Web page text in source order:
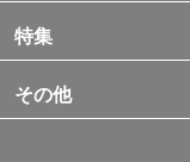
特集
その他